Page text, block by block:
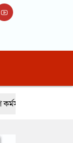
বেগমগঞ্জে